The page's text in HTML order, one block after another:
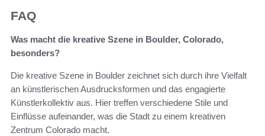
FAQ
Was macht die kreative Szene in Boulder, Colorado,
besonders?
Die kreative Szene in Boulder zeichnet sich durch ihre Vielfalt
an künstlerischen Ausdrucksformen und das engagierte
Künstlerkollektiv aus. Hier treffen verschiedene Stile und
Einflüsse aufeinander, was die Stadt zu einem kreativen
Zentrum Colorado macht.